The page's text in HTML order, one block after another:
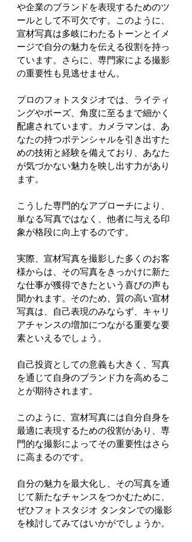
や企業のブランドを表現するためのツ
ールとして不可欠です。このように、
宣材写真は多岐にわたるトーンとイメ
ージで自分の魅力を伝える役割を持っ
ています。さらに、専門家による撮影
の重要性も見逃せません。
プロのフォトスタジオでは、ライティ
ングやポーズ、角度に至るまで細かく
配慮されています。カメラマンは、あ
なたの持つポテンシャルを引き出すた
めの技術と経験を備えており、あなた
が気づかない魅力を映し出す力があり
ます。
こうした専門的なアプローチにより、
単なる写真ではなく、他者に与える印
象が格段に向上するのです。
実際、宣材写真を撮影した多くのお客
様からは、その写真をきっかけに新た
な仕事が獲得できたという喜びの声も
聞かれます。そのため、質の高い宣材
写真は、自己表現のみならず、キャリ
アチャンスの増加につながる重要な要
素といえるでしょう。
自己投資としての意義も大きく、写真
を通じて自身のブランド力を高めるこ
とが期待されます。
このように、宣材写真には自分自身を
最適に表現するための役割があり、専
門的な撮影によってその重要性はさら
に高まるのです。
自分の魅力を最大化し、その写真を通
じて新たなチャンスをつかむために、
ぜひフォトスタジオ タンタンでの撮影
を検討してみてはいかがでしょうか。